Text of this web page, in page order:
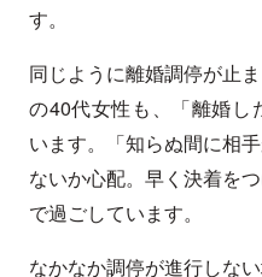
す。
同じように離婚調停が止
の40代女性も、「離婚し
います。「知らぬ間に相
ないか心配。早く決着を
で過ごしています。
なかなか調停が進行しな